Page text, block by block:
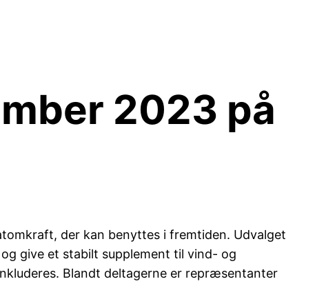
2023 på
der kan benyttes i fremtiden. Udvalget
give et stabilt supplement til vind- og
Blandt deltagerne er repræsentanter